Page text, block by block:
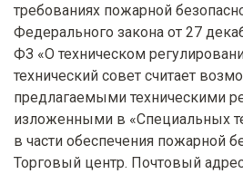
требованиях пожарной
Федерального закона от 27
ФЗ «О техническом
технический совет считает
предлагаемыми техническими
изложенными в «Специальных
в части обеспечения пожарной
Торговый центр. Почтовый